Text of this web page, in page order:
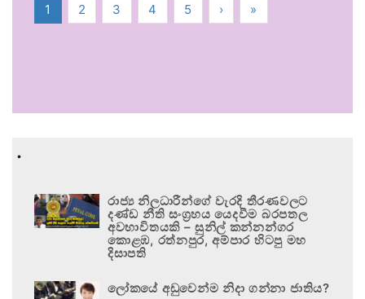
1 2 3 4 5 › »
.
රාජ්‍ය නිලධාරීන්ගේ වැරදි තීරණවලට
දණ්ඩ නීති සංග්‍රහය යෙදවීම බරපතල
අවභාවිතයකි – සුනිල් කන්නන්ගර
කොළඹ, රත්නපුර, අම්පාර හිටපු මහ
දිසාපති
ලෝකයේ අඩුවෙන්ම නිදා ගන්නා ජාතිය?